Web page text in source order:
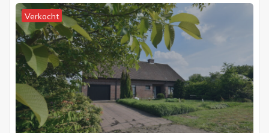
Verkocht